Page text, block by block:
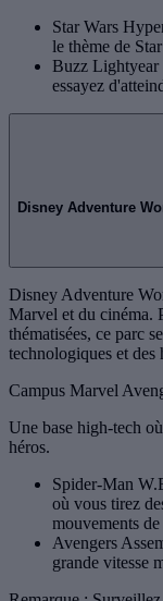
Star Wars
le thème de
Buzz Lightyear
essayez
Disney Adventure
Disney Adventure
Marvel et du cinéma.
thématisées, ce parc
technologiques et des
Campus Marvel
Une base high-tech
héros.
Spider-Man
où vous tirez
mouvements
Avengers
grande vitesse